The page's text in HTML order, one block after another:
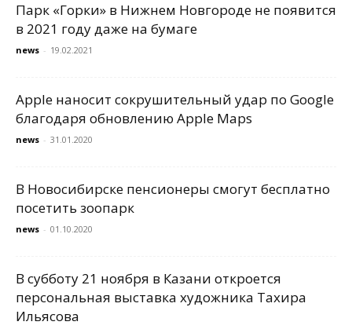
Парк «Горки» в Нижнем Новгороде не появится
в 2021 году даже на бумаге
news - 19.02.2021
Apple наносит сокрушительный удар по Google
благодаря обновлению Apple Maps
news - 31.01.2020
В Новосибирске пенсионеры смогут бесплатно
посетить зоопарк
news - 01.10.2020
В субботу 21 ноября в Казани откроется
персональная выставка художника Тахира
Ильясова